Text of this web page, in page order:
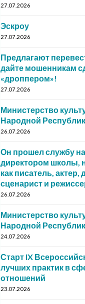
27.07.2026
Эскроу
27.07.2026
Предлагают
дайте мошенникам
«дроппером»!
27.07.2026
Министерство
Народной
26.07.2026
Он прошел службу
директором школы,
как писатель, актер,
сценарист и
26.07.2026
Министерство
Народной
24.07.2026
Старт IX
лучших практик в
отношений
23.07.2026